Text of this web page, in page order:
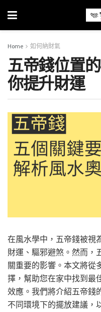
Home 如何納財氣
五帝錢位置
你提升財運
在風水學中，五帝錢被視
財運、驅邪避煞。然而，
關重要的影響。本文將從
擇，幫助您在家中找到最
效應。我們將介紹五帝錢
不同環境下的擺放建議，